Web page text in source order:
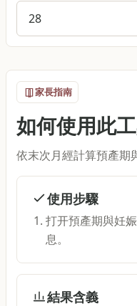
家長指南
如何使用此
依末次月經計算預產期
使用步驟
打开預產期與妊
息。
結果含義